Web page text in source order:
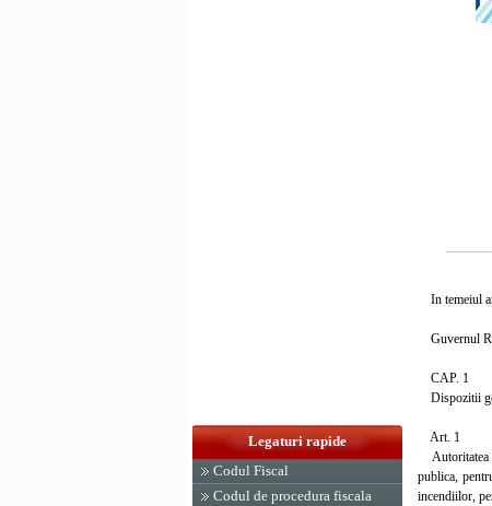
Legaturi rapide
Codul Fiscal
Codul de procedura fiscala
In temeiul
Guvernul
CAP. 1
Dispozitii
Art. 1
Autoritatea
publica,
incendiilor,